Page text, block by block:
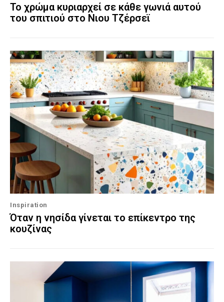
Το χρώμα κυριαρχεί σε κάθε γωνιά αυτού
του σπιτιού στο Νιου Τζέρσεϊ
Inspiration
Όταν η νησίδα γίνεται το επίκεντρο της
κουζίνας